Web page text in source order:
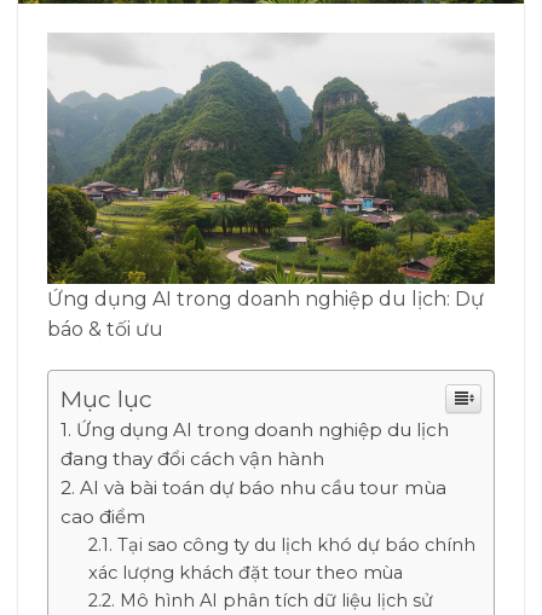
Ứng dụng AI trong doanh nghiệp du lịch: Dự
báo & tối ưu
Mục lục
Ứng dụng AI trong doanh nghiệp du lịch
đang thay đổi cách vận hành
AI và bài toán dự báo nhu cầu tour mùa
cao điểm
Tại sao công ty du lịch khó dự báo chính
xác lượng khách đặt tour theo mùa
Mô hình AI phân tích dữ liệu lịch sử